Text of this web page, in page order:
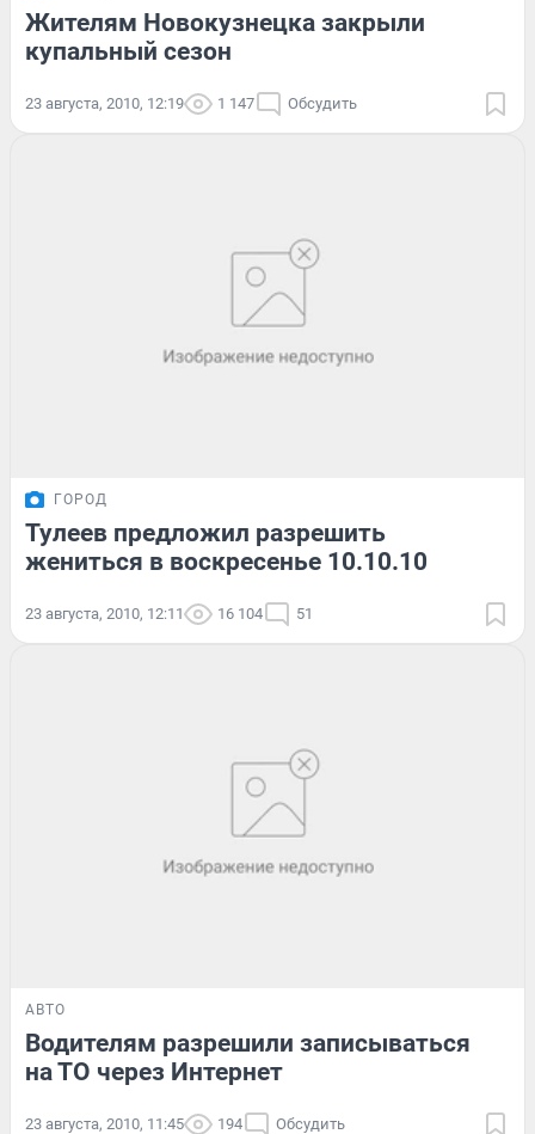
Жителям Новокузнецка закрыли
купальный сезон
23 августа, 2010, 12:19 1 147 Обсудить
ГОРОД
Тулеев предложил разрешить
жениться в воскресенье 10.10.10
23 августа, 2010, 12:11 16 104 51
АВТО
Водителям разрешили записываться
на ТО через Интернет
23 августа, 2010, 11:45 194 Обсудить